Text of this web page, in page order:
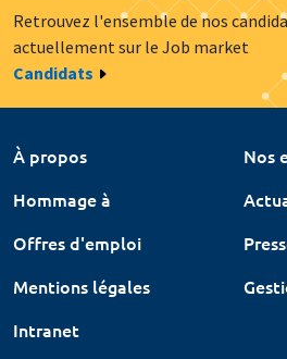
Retrouvez l'ensemble de nos
actuellement sur le Job market
Candidats
À propos
Nos
Hommage à
Offres d'emploi
Mentions légales
Intranet